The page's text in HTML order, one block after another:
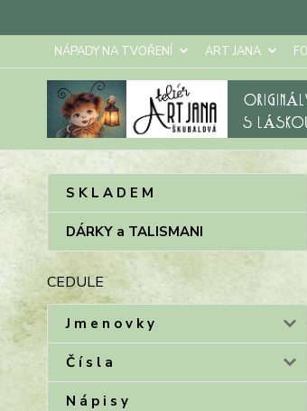
NÁPADY NA TVOŘENÍ ART JANA
S K L A D E M
DÁRKY a TALISMANI
CEDULE
J m e n o v k y
Č í s l a
N á p i s y